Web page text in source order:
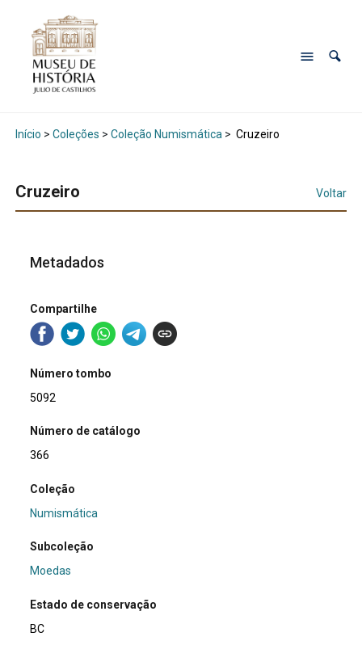
Início > Coleções > Coleção Numismática > Cruzeiro
Cruzeiro Voltar
Metadados
Compartilhe
Número tombo
5092
Número de catálogo
366
Coleção
Numismática
Subcoleção
Moedas
Estado de conservação
BC